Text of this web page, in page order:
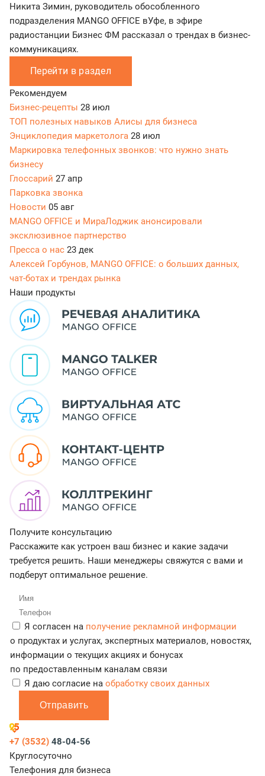
Никита Зимин, руководитель обособленного
подразделения MANGO OFFICE вУфе, в эфире
радиостанции Бизнес ФМ рассказал о трендах в бизнес-
коммуникациях.
Перейти в раздел
Рекомендуем
Бизнес-рецепты 28 июл
ТОП полезных навыков Алисы для бизнеса
Энциклопедия маркетолога 28 июл
Маркировка телефонных звонков: что нужно знать
бизнесу
Глоссарий 27 апр
Парковка звонка
Новости 05 авг
MANGO OFFICE и МираЛоджик анонсировали
эксклюзивное партнерство
Пресса о нас 23 дек
Алексей Горбунов, MANGO OFFICE: о больших данных,
чат-ботах и трендах рынка
Наши продукты
Получите консультацию
Расскажите как устроен ваш бизнес и какие задачи
требуется решить. Наши менеджеры свяжутся с вами и
подберут оптимальное решение.
Я согласен на получение рекламной информации
о продуктах и услугах, экспертных материалов, новостях,
информации о текущих акциях и бонусах
по предоставленным каналам связи
Я даю согласие на обработку своих данных
Отправить
+7 (3532) 48-04-56
Круглосуточно
Телефония для бизнеса